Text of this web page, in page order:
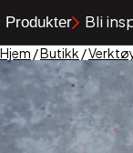
Produkter Bli
Hjem /Butikk /